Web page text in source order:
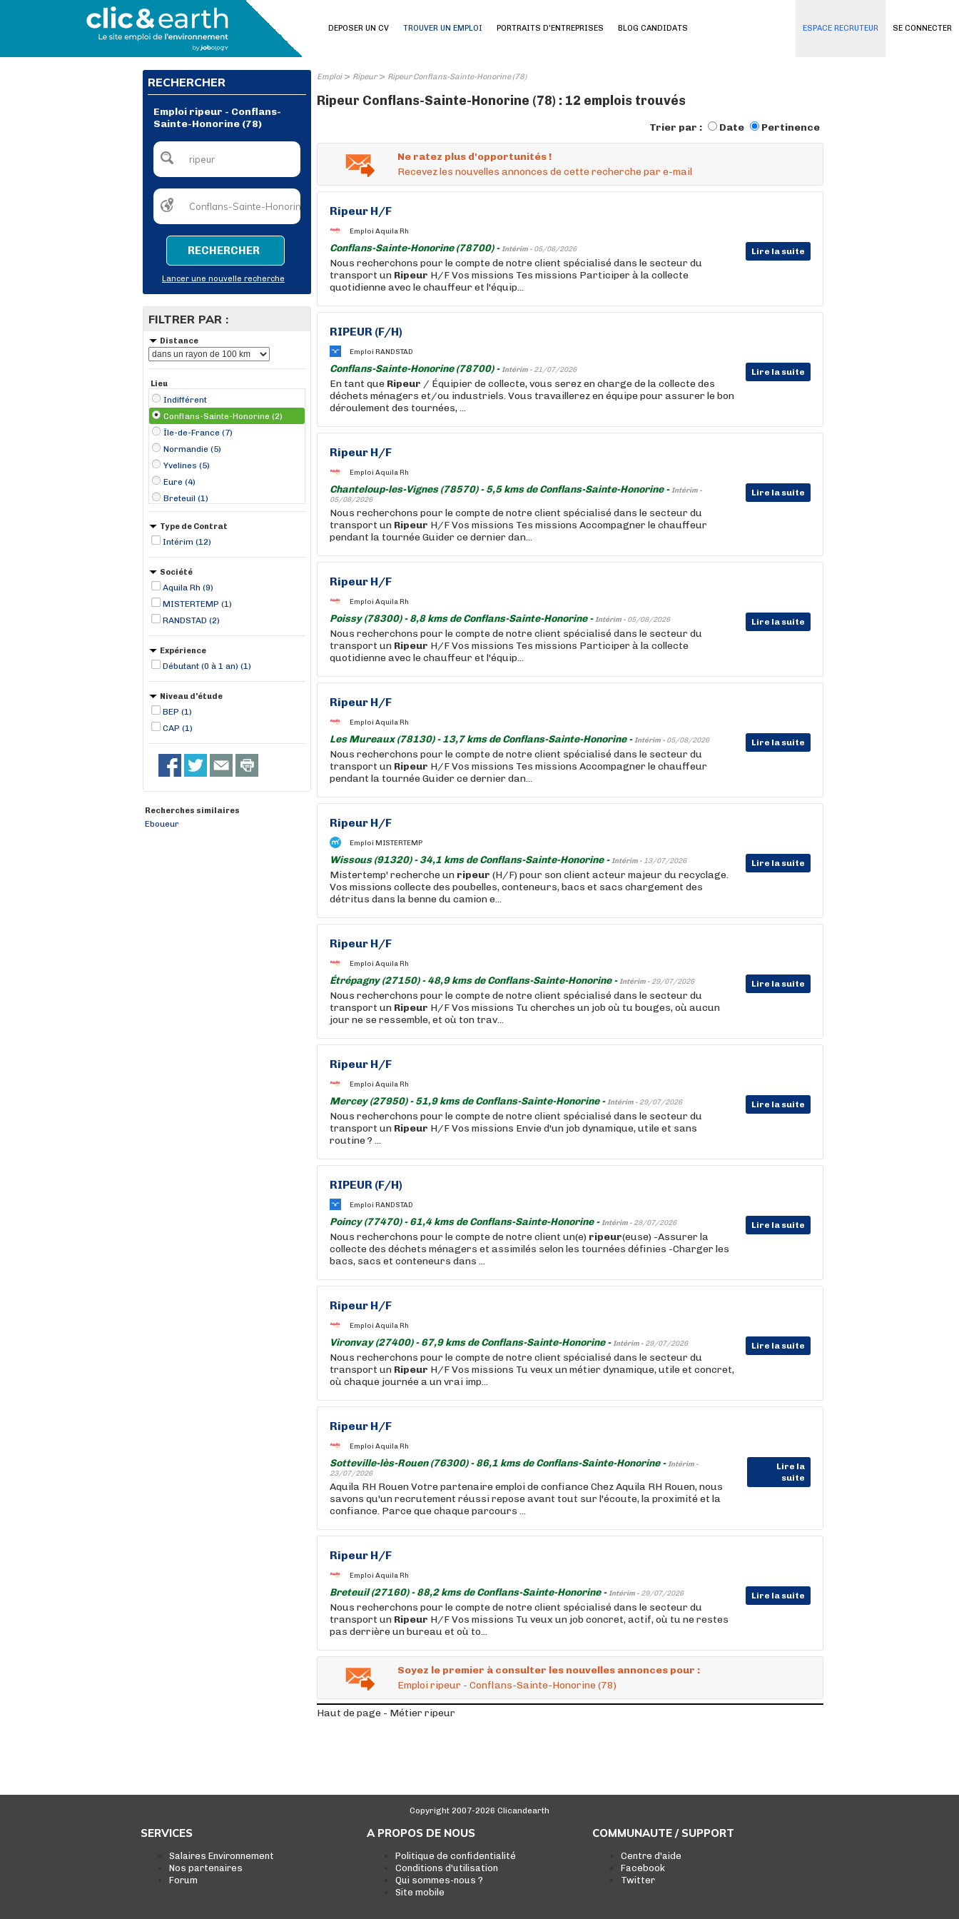
SE CONNECTER
DEPOSER UN CV TROUVER UN EMPLOI PORTRAITS D'ENTREPRISES BLOG CANDIDATS ESPACE RECRUTEUR
RECHERCHER
Emploi ripeur - Conflans-
Sainte-Honorine (78)
RECHERCHER
Lancer une nouvelle recherche
FILTRER PAR :
Distance
Lieu
Indifférent
Conflans-Sainte-Honorine (2)
Île-de-France (7)
Normandie (5)
Yvelines (5)
Eure (4)
Breteuil (1)
Chanteloup-les-Vignes (1)
Les Mureaux (1)
Mercey (1)
Type de Contrat
Intérim (12)
Société
Aquila Rh (9)
MISTERTEMP (1)
RANDSTAD (2)
Expérience
Débutant (0 à 1 an) (1)
Niveau d'étude
BEP (1)
CAP (1)
Recherches similaires
Eboueur
Emploi> Ripeur> Ripeur Conflans-Sainte-Honorine (78)
Ripeur Conflans-Sainte-Honorine (78) : 12 emplois trouvés
Trier par : Date Pertinence
Ne ratez plus d'opportunités !
Recevez les nouvelles annonces de cette recherche par e-mail
Ripeur H/F
Emploi Aquila Rh
Conflans-Sainte-Honorine (78700) -Intérim - 05/08/2026 Lire la suite
Nous recherchons pour le compte de notre client spécialisé dans le secteur du
transport un Ripeur H/F Vos missions Tes missions Participer à la collecte
quotidienne avec le chauffeur et l'équip...
RIPEUR (F/H)
Emploi RANDSTAD
Conflans-Sainte-Honorine (78700) -Intérim - 21/07/2026 Lire la suite
En tant que Ripeur / Équipier de collecte, vous serez en charge de la collecte des
déchets ménagers et/ou industriels. Vous travaillerez en équipe pour assurer le bon
déroulement des tournées, ...
Ripeur H/F
Emploi Aquila Rh
Chanteloup-les-Vignes (78570) - 5,5 kms de Conflans-Sainte-Honorine -Intérim -
05/08/2026
Lire la suite
Nous recherchons pour le compte de notre client spécialisé dans le secteur du
transport un Ripeur H/F Vos missions Tes missions Accompagner le chauffeur
pendant la tournée Guider ce dernier dan...
Ripeur H/F
Emploi Aquila Rh
Poissy (78300) - 8,8 kms de Conflans-Sainte-Honorine -Intérim - 05/08/2026 Lire la suite
Nous recherchons pour le compte de notre client spécialisé dans le secteur du
transport un Ripeur H/F Vos missions Tes missions Participer à la collecte
quotidienne avec le chauffeur et l'équip...
Ripeur H/F
Emploi Aquila Rh
Les Mureaux (78130) - 13,7 kms de Conflans-Sainte-Honorine -Intérim - 05/08/2026 Lire la suite
Nous recherchons pour le compte de notre client spécialisé dans le secteur du
transport un Ripeur H/F Vos missions Tes missions Accompagner le chauffeur
pendant la tournée Guider ce dernier dan...
Ripeur H/F
Emploi MISTERTEMP
Wissous (91320) - 34,1 kms de Conflans-Sainte-Honorine -Intérim - 13/07/2026 Lire la suite
Mistertemp' recherche un ripeur (H/F) pour son client acteur majeur du recyclage.
Vos missions collecte des poubelles, conteneurs, bacs et sacs chargement des
détritus dans la benne du camion e...
Ripeur H/F
Emploi Aquila Rh
Étrépagny (27150) - 48,9 kms de Conflans-Sainte-Honorine -Intérim - 29/07/2026 Lire la suite
Nous recherchons pour le compte de notre client spécialisé dans le secteur du
transport un Ripeur H/F Vos missions Tu cherches un job où tu bouges, où aucun
jour ne se ressemble, et où ton trav...
Ripeur H/F
Emploi Aquila Rh
Mercey (27950) - 51,9 kms de Conflans-Sainte-Honorine -Intérim - 29/07/2026 Lire la suite
Nous recherchons pour le compte de notre client spécialisé dans le secteur du
transport un Ripeur H/F Vos missions Envie d'un job dynamique, utile et sans
routine ? ...
RIPEUR (F/H)
Emploi RANDSTAD
Poincy (77470) - 61,4 kms de Conflans-Sainte-Honorine -Intérim - 28/07/2026 Lire la suite
Nous recherchons pour le compte de notre client un(e) ripeur(euse) -Assurer la
collecte des déchets ménagers et assimilés selon les tournées définies -Charger les
bacs, sacs et conteneurs dans ...
Ripeur H/F
Emploi Aquila Rh
Vironvay (27400) - 67,9 kms de Conflans-Sainte-Honorine -Intérim - 29/07/2026 Lire la suite
Nous recherchons pour le compte de notre client spécialisé dans le secteur du
transport un Ripeur H/F Vos missions Tu veux un métier dynamique, utile et concret,
où chaque journée a un vrai imp...
Ripeur H/F
Emploi Aquila Rh
Sotteville-lès-Rouen (76300) - 86,1 kms de Conflans-Sainte-Honorine -Intérim -
23/07/2026
Lire la
suite
Aquila RH Rouen Votre partenaire emploi de confiance Chez Aquila RH Rouen, nous
savons qu'un recrutement réussi repose avant tout sur l'écoute, la proximité et la
confiance. Parce que chaque parcours ...
Ripeur H/F
Emploi Aquila Rh
Breteuil (27160) - 88,2 kms de Conflans-Sainte-Honorine -Intérim - 29/07/2026 Lire la suite
Nous recherchons pour le compte de notre client spécialisé dans le secteur du
transport un Ripeur H/F Vos missions Tu veux un job concret, actif, où tu ne restes
pas derrière un bureau et où to...
Soyez le premier à consulter les nouvelles annonces pour :
Emploi ripeur - Conflans-Sainte-Honorine (78)
Haut de page - Métier ripeur
Copyright 2007-2026 Clicandearth
SERVICES
Salaires Environnement
Nos partenaires
Forum
A PROPOS DE NOUS
Politique de confidentialité
Conditions d'utilisation
Qui sommes-nous ?
Site mobile
COMMUNAUTE / SUPPORT
Centre d'aide
Facebook
Twitter